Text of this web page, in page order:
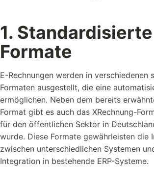
1. Standardisierte
Formate
E-Rechnungen werden in verschiedenen
Formaten ausgestellt, die eine
ermöglichen. Neben dem bereits
Format gibt es auch das XRechnung-
für den öffentlichen Sektor in
wurde. Diese Formate gewährleisten die
zwischen unterschiedlichen Systemen
Integration in bestehende ERP-Systeme.